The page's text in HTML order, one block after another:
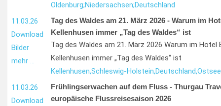
Oldenburg;Niedersachsen;Deutschland
11.03.26
Download
Bilder
mehr …
Tag des Waldes am 21. März 2026 - Warum im
Kellenhusen immer „Tag des Waldes“ ist
Tag des Waldes am 21. März 2026 Warum im Hotel
Kellenhusen immer „Tag des Waldes“ ist
Kellenhusen,Schleswig-Holstein,Deutschland,Ostsee
11.03.26
Download
Frühlingserwachen auf dem Fluss - Thurgau
europäische Flussreisesaison 2026